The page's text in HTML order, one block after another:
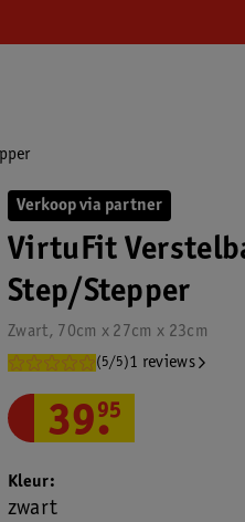
Verkoop via partner
VirtuFit
Step/Stepper
Zwart, 70cm x 27cm x 23cm
(5/5)1 reviews
39.
95
Kleur
zwart